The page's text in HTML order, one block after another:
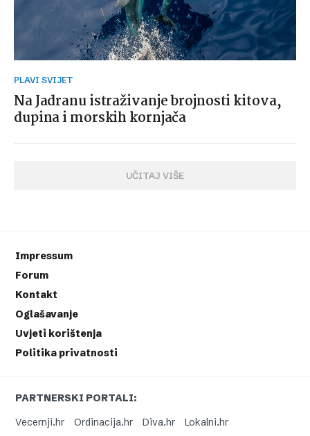
PLAVI SVIJET
Na Jadranu istraživanje brojnosti kitova,
dupina i morskih kornjača
UČITAJ VIŠE
Impressum
Forum
Kontakt
Oglašavanje
Uvjeti korištenja
Politika privatnosti
PARTNERSKI PORTALI:
Vecernji.hr
Ordinacija.hr Diva.hr
Lokalni.hr